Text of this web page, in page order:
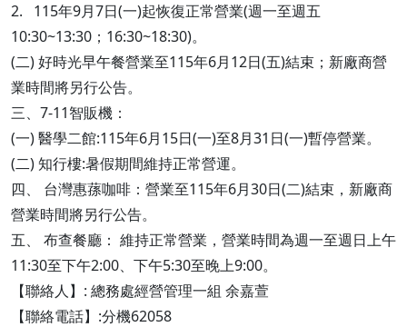
2. 115年9月7日(一)起恢復正常營業(週一至週五
10:30~13:30；16:30~18:30)。
(二) 好時光早午餐營業至115年6月12日(五)結束；新廠商營
業時間將另行公告。
三、7-11智販機：
(一) 醫學二館:115年6月15日(一)至8月31日(一)暫停營業。
(二) 知行樓:暑假期間維持正常營運。
四、 台灣惠蓀咖啡：營業至115年6月30日(二)結束，新廠商
營業時間將另行公告。
五、 布查餐廳： 維持正常營業，營業時間為週一至週日上午
11:30至下午2:00、下午5:30至晚上9:00。
【聯絡人】: 總務處經營管理一組 余嘉萱
【聯絡電話】:分機62058